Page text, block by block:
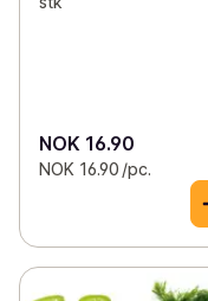
NOK 16.90
NOK 16.90 /pc.